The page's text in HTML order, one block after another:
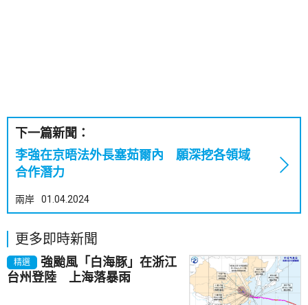
下一篇新聞：
李強在京晤法外長塞茹爾內 願深挖各領域
合作潛力
兩岸 01.04.2024
更多即時新聞
精選
強颱風「白海豚」在浙江
台州登陸 上海落暴雨